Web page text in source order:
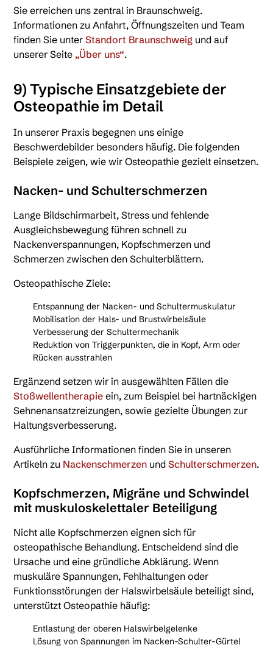
Sie erreichen uns zentral in Braunschweig.
Informationen zu Anfahrt, Öffnungszeiten und Team
finden Sie unterStandort Braunschweig und auf
unserer Seite „Über uns“.
9) Typische Einsatzgebiete der
Osteopathie im Detail
In unserer Praxis begegnen uns einige
Beschwerdebilder besonders häufig. Die folgenden
Beispiele zeigen, wie wir Osteopathie gezielt einsetzen.
Nacken- und Schulterschmerzen
Lange Bildschirmarbeit, Stress und fehlende
Ausgleichsbewegung führen schnell zu
Nackenverspannungen, Kopfschmerzen und
Schmerzen zwischen den Schulterblättern.
Osteopathische Ziele:
Entspannung der Nacken- und Schultermuskulatur
Mobilisation der Hals- und Brustwirbelsäule
Verbesserung der Schultermechanik
Reduktion von Triggerpunkten, die in Kopf, Arm oder
Rücken ausstrahlen
Ergänzend setzen wir in ausgewählten Fällen die
Stoßwellentherapie ein, zum Beispiel bei hartnäckigen
Sehnenansatzreizungen, sowie gezielte Übungen zur
Haltungsverbesserung.
Ausführliche Informationen finden Sie in unseren
Artikeln zu Nackenschmerzen undSchulterschmerzen.
Kopfschmerzen, Migräne und Schwindel
mit muskuloskelettaler Beteiligung
Nicht alle Kopfschmerzen eignen sich für
osteopathische Behandlung. Entscheidend sind die
Ursache und eine gründliche Abklärung. Wenn
muskuläre Spannungen, Fehlhaltungen oder
Funktionsstörungen der Halswirbelsäule beteiligt sind,
unterstützt Osteopathie häufig:
Entlastung der oberen Halswirbelgelenke
Lösung von Spannungen im Nacken-Schulter-Gürtel